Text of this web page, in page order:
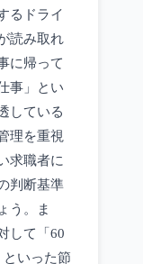
るドライ
読み取れ
に帰って
事」とい
している
理を重視
求職者に
判断基準
う。ま
して「60
といった節